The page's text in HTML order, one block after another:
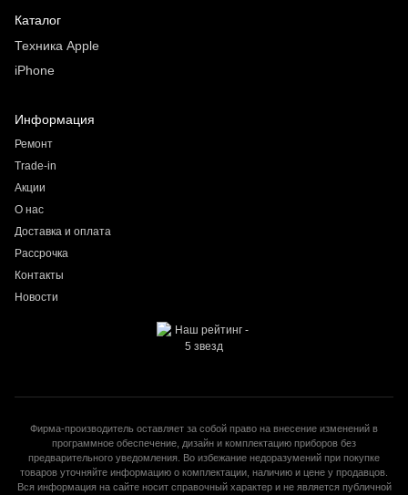
Каталог
Техника Apple
iPhone
Информация
Ремонт
Trade-in
Акции
О нас
Доставка и оплата
Рассрочка
Контакты
Новости
Фирма-производитель оставляет за собой право на внесение изменений в
программное обеспечение, дизайн и комплектацию приборов без
предварительного уведомления. Во избежание недоразумений при покупке
товаров уточняйте информацию о комплектации, наличию и цене у продавцов.
Вся информация на сайте носит справочный характер и не является публичной